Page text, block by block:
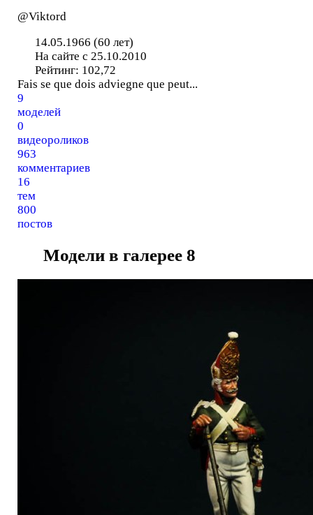
@Viktord
14.05.1966 (60 лет)
На сайте с 25.10.2010
Рейтинг: 102,72
Fais se que dois adviegne que peut...
9
моделей
0
видеороликов
963
комментариев
16
тем
800
постов
Модели в галерее8